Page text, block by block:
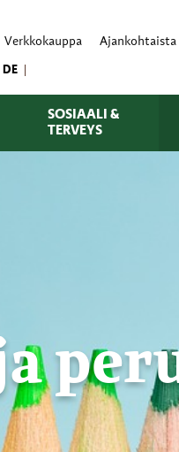
Verkkokauppa Ajankohtaista
DE
SOSIAALI &
TERVEYS